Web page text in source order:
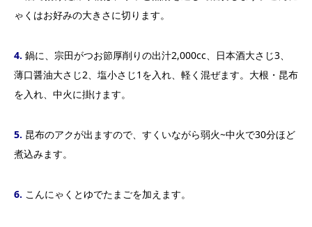
ゃくはお好みの大きさに切ります。
4. 鍋に、宗田がつお節厚削りの出汁2,000cc、日本酒大さじ3、
薄口醤油大さじ2、塩小さじ1を入れ、軽く混ぜます。大根・昆布
を入れ、中火に掛けます。
5. 昆布のアクが出ますので、すくいながら弱火~中火で30分ほど
煮込みます。
6. こんにゃくとゆでたまごを加えます。